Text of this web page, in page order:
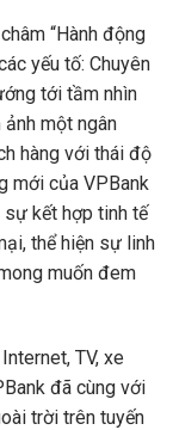
“Hành động
yếu tố: Chuyên
tới tầm nhìn
một ngân
hàng với thái độ
mới của VPBank
sự kết hợp tinh tế
thể hiện sự linh
muốn đem
TV, xe
đã cùng với
trời trên tuyến